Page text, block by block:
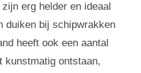
erg helder en ideaal
duiken bij schipwrakken
heeft ook een aantal
kunstmatig ontstaan,